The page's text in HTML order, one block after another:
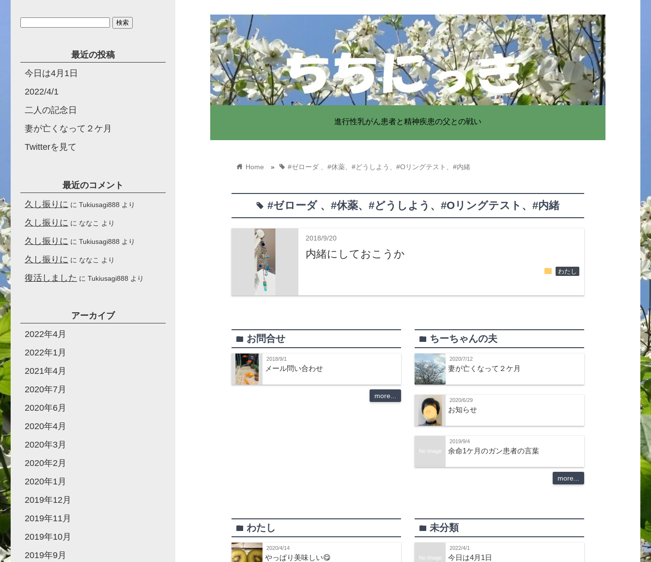
進行性乳がん患者と精神疾患の父との戦い
home Home » tag #ゼローダ 、#休薬、#どうしよう、#Oリングテスト、#内緒
tag #ゼローダ 、#休薬、#どうしよう、#Oリングテスト、#内緒
2018/9/20
内緒にしておこうか
folder わたし
folder お問合せ
2018/9/1
メール問い合わせ
more...
folder ちーちゃんの夫
2020/7/12
妻が亡くなって２ケ月
2020/6/29
お知らせ
No Image
2019/9/4
余命1ケ月のガン患者の言葉
more...
folder わたし
2020/4/14
やっぱり美味しい😋
folder 未分類
No Image
2022/4/1
今日は4月1日
最近の投稿
今日は4月1日
2022/4/1
二人の記念日
妻が亡くなって２ケ月
Twitterを見て
最近のコメント
久し振りに に Tukiusagi888 より
久し振りに に ななこ より
久し振りに に Tukiusagi888 より
久し振りに に ななこ より
復活しました に Tukiusagi888 より
アーカイブ
2022年4月
2022年1月
2021年4月
2020年7月
2020年6月
2020年4月
2020年3月
2020年2月
2020年1月
2019年12月
2019年11月
2019年10月
2019年9月